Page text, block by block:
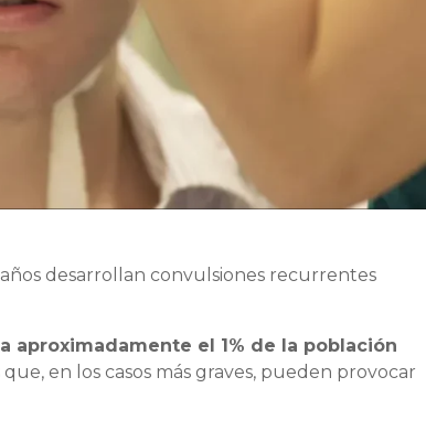
años desarrollan convulsiones recurrentes
el 1% de la población
en los casos más graves, pueden provocar